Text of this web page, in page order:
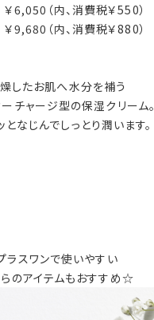
6,050（内、消費税￥550）
9,680（内、消費税￥880）
したお肌へ水分を補う
チャージ型の保湿クリーム。
となじんでしっとり潤います。
ラスワンで使いやすい
らのアイテムもおすすめ☆